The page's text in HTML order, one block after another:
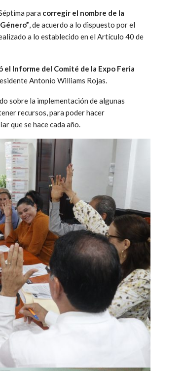
para corregir el nombre de la
, de acuerdo a lo dispuesto por el
a lo establecido en el Artículo 40 de
el Informe del Comité de la Expo Feria
Antonio Williams Rojas.
sobre la implementación de algunas
recursos, para poder hacer
que se hace cada año.